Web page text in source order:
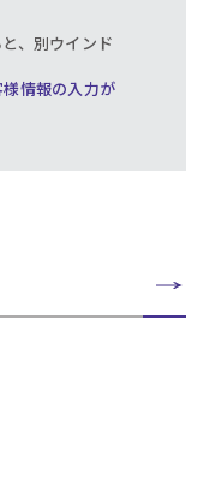
、別ウインド
情報の入力が